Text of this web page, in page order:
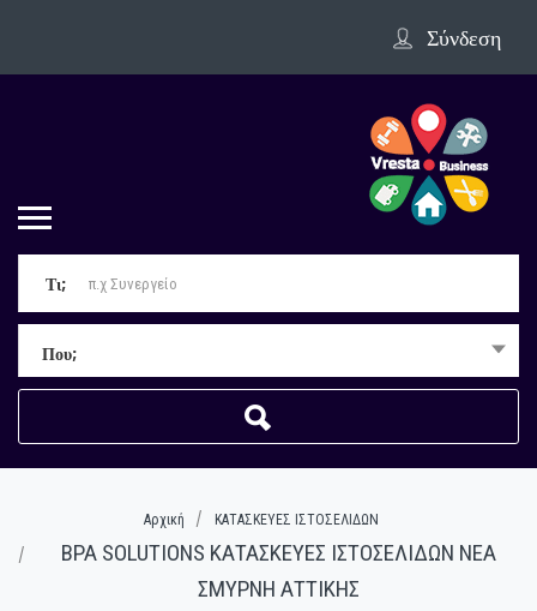
Σύνδεση
Τι;
Που;
Αρχική ΚΑΤΑΣΚΕΥΕΣ ΙΣΤΟΣΕΛΙΔΩΝ
BPA SOLUTIONS ΚΑΤΑΣΚΕΥΕΣ ΙΣΤΟΣΕΛΙΔΩΝ ΝΕΑ
ΣΜΥΡΝΗ ΑΤΤΙΚΗΣ